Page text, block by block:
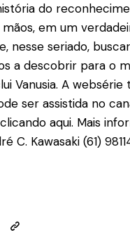
do
em um
nesse seriado,
a descobrir para o
Vanusia. A
ser assistida no
aqui. Mais
C. Kawasaki (61)